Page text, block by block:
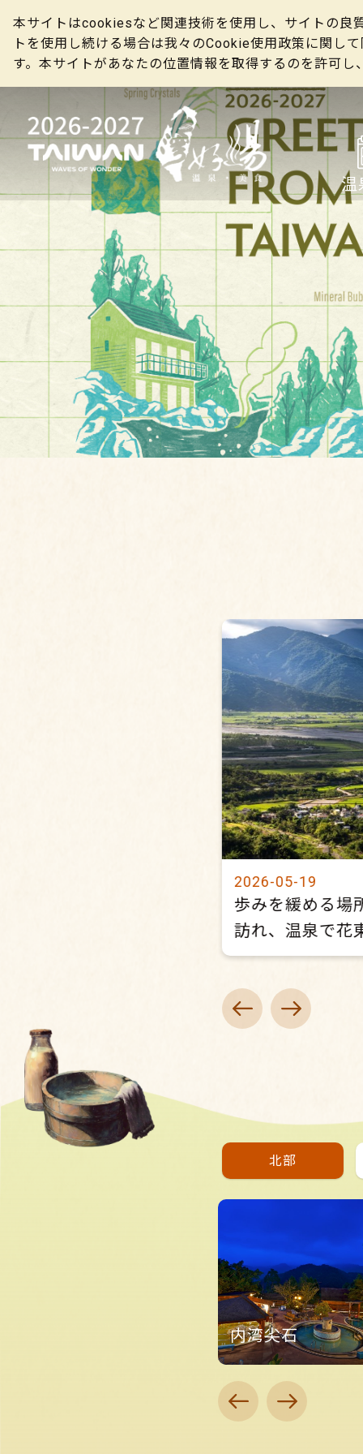
本サイトはcookiesなど関連技術を使用し、サイトの良
トを使用し続ける場合は我々のCookie使用政策に関し
す。本サイトがあなたの位置情報を取得するのを許可
温
2026-05-19
歩みを緩める場
訪れ、温泉で花
景を集める
北部
内湾尖石